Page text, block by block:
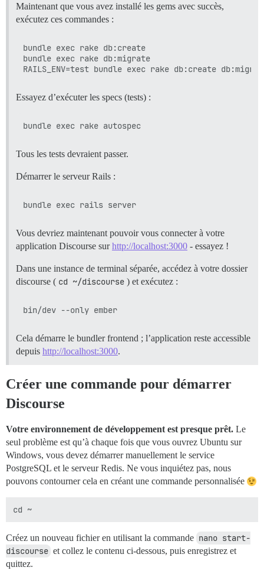
Maintenant que vous avez installé les gems avec succès,
exécutez ces commandes :
bundle exec rake db:create
bundle exec rake db:migrate
Essayez d’exécuter les specs (tests) :
Tous les tests devraient passer.
Démarrer le serveur Rails :
Vous devriez maintenant pouvoir vous connecter à votre
application Discourse surhttp://localhost:3000 - essayez !
Dans une instance de terminal séparée, accédez à votre dossier
discourse ( cd ~/discourse ) et exécutez :
Cela démarre le bundler frontend ; l’application reste accessible
depuis http://localhost:3000.
Créer une commande pour démarrer
Discourse
Votre environnement de développement est presque prêt. Le
seul problème est qu’à chaque fois que vous ouvrez Ubuntu sur
Windows, vous devez démarrer manuellement le service
PostgreSQL et le serveur Redis. Ne vous inquiétez pas, nous
pouvons contourner cela en créant une commande personnalisée
Créez un nouveau fichier en utilisant la commande nano start-
discourse et collez le contenu ci-dessous, puis enregistrez et
quittez.